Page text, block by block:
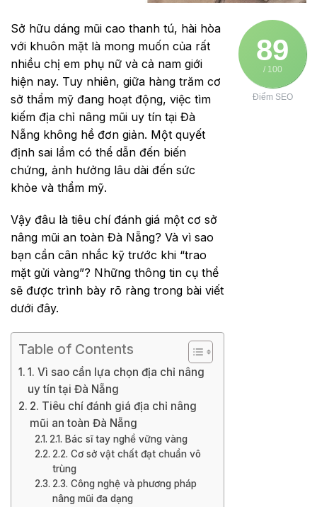
89
/ 100
Điểm SEO
Sở hữu dáng mũi cao thanh tú, hài hòa
với khuôn mặt là mong muốn của rất
nhiều chị em phụ nữ và cả nam giới
hiện nay. Tuy nhiên, giữa hàng trăm cơ
sở thẩm mỹ đang hoạt động, việc tìm
kiếm địa chỉ nâng mũi uy tín tại Đà
Nẵng không hề đơn giản. Một quyết
định sai lầm có thể dẫn đến biến
chứng, ảnh hưởng lâu dài đến sức
khỏe và thẩm mỹ.
Vậy đâu là tiêu chí đánh giá một cơ sở
nâng mũi an toàn Đà Nẵng? Và vì sao
bạn cần cân nhắc kỹ trước khi “trao
mặt gửi vàng”? Những thông tin cụ thể
sẽ được trình bày rõ ràng trong bài viết
dưới đây.
Table of Contents
1. Vì sao cần lựa chọn địa chỉ nâng
uy tín tại Đà Nẵng
2. Tiêu chí đánh giá địa chỉ nâng
mũi an toàn Đà Nẵng
2.1. Bác sĩ tay nghề vững vàng
2.2. Cơ sở vật chất đạt chuẩn vô
trùng
2.3. Công nghệ và phương pháp
nâng mũi đa dạng